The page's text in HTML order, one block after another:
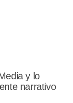
y lo
narrativo